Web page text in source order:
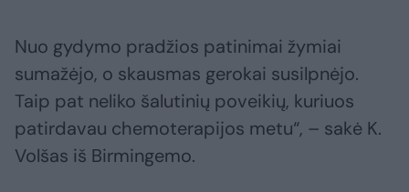
Nuo gydymo pradžios patinimai žymiai
sumažėjo, o skausmas gerokai susilpnėjo.
Taip pat neliko šalutinių poveikių, kuriuos
patirdavau chemoterapijos metu“, – sakė K.
Volšas iš Birmingemo.